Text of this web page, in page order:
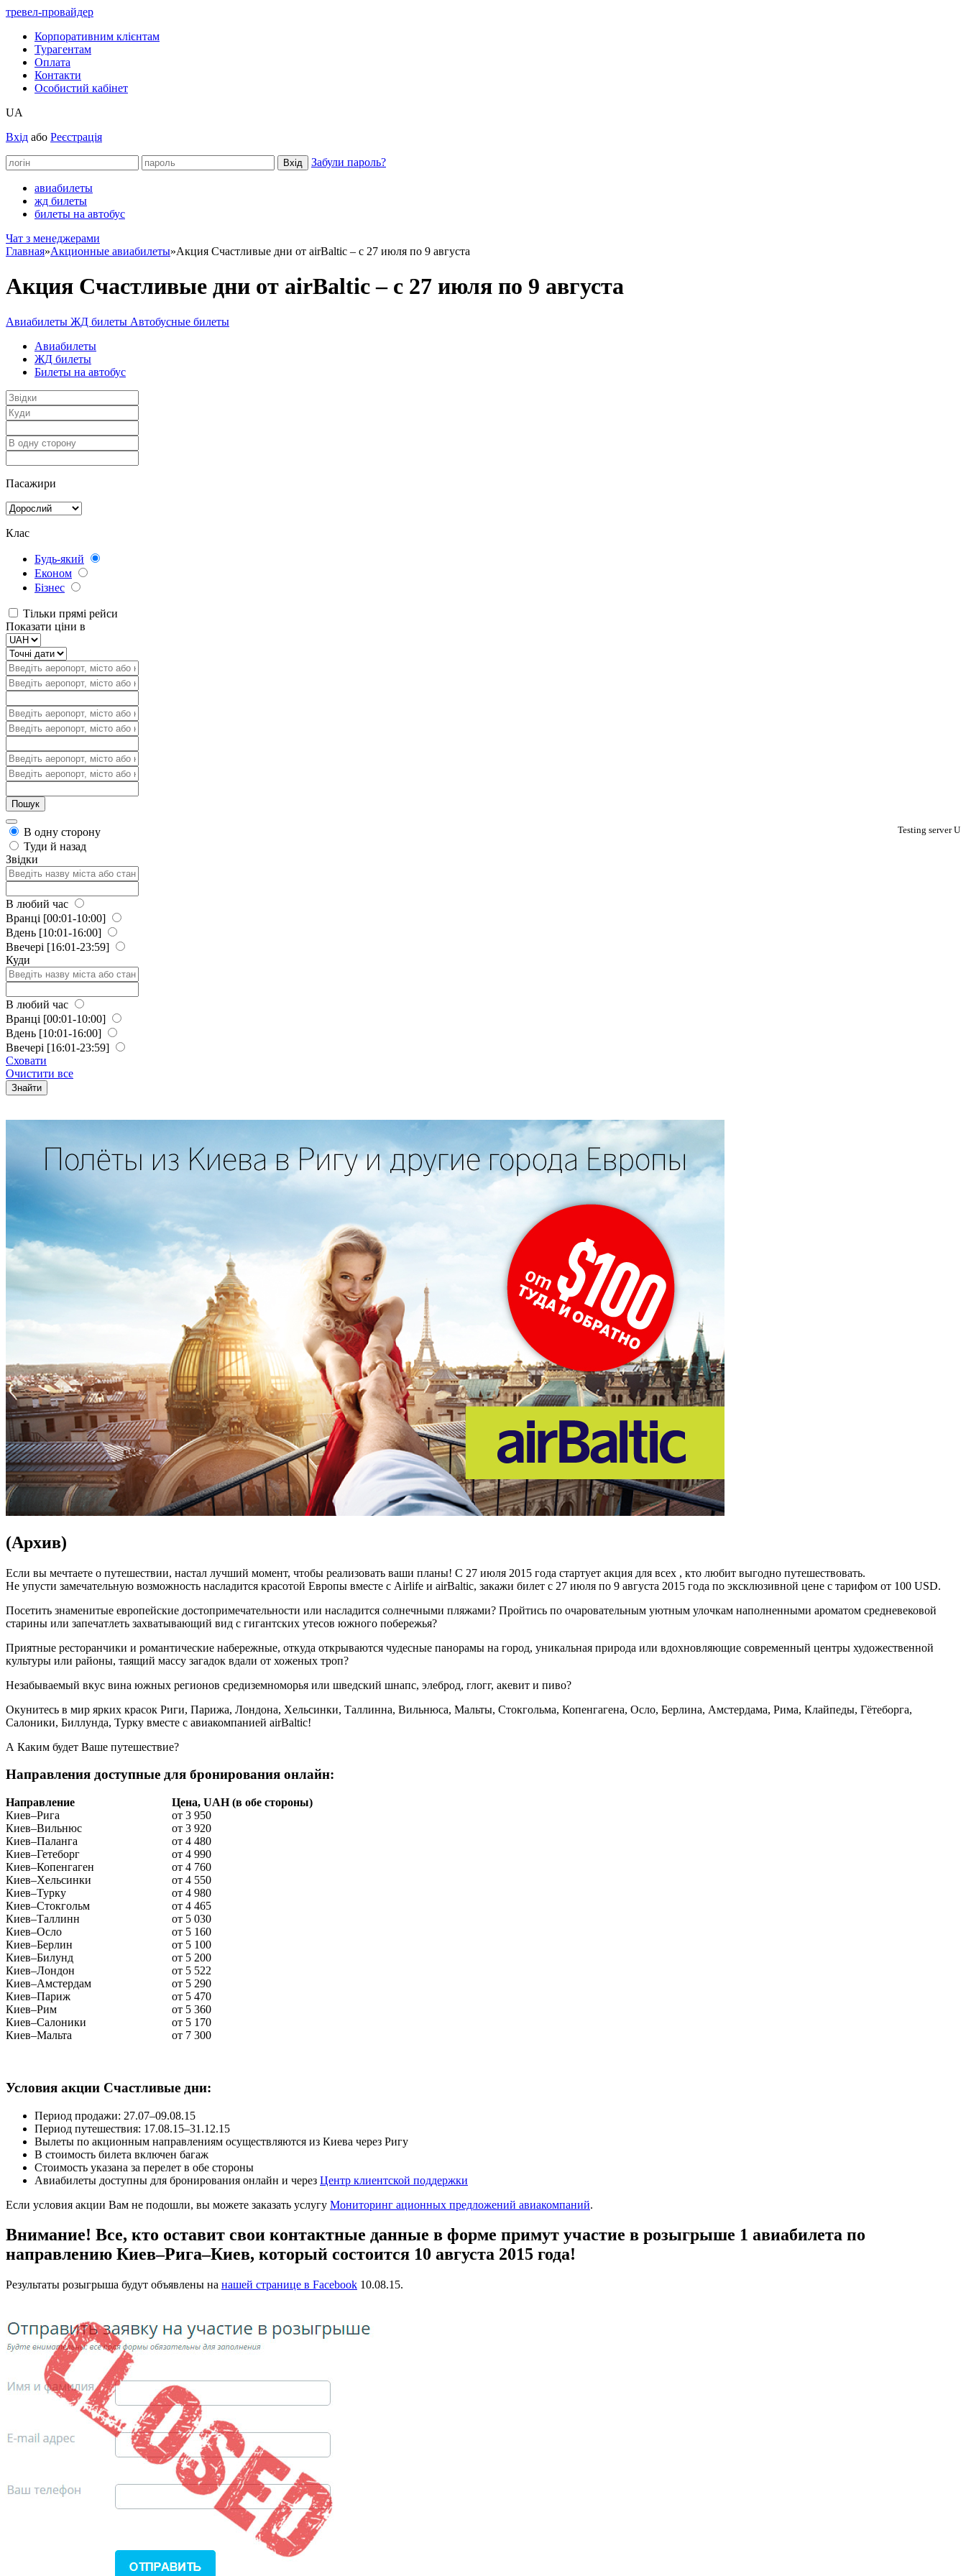
тревел-провайдер
Корпоративним клієнтам
Турагентам
Оплата
Контакти
Особистий кабінет
UA
Вхід або Реєстрація
Забули пароль?
авиабилеты
жд билеты
билеты на автобус
Чат з менеджерами
Главная»Акционные авиабилеты»Акция Счастливые дни от airBaltic – c 27 июля по 9 августа
Акция Счастливые дни от airBaltic – c 27 июля по 9 августа
Авиабилеты ЖД билеты Автобусные билеты
Авиабилеты
ЖД билеты
Билеты на автобус
Пасажири
Клас
Будь-який
Економ
Бізнес
Тільки прямі рейси
Показати ціни в
Testing server U
В одну сторону
Туди й назад
Звідки
В любий час
Вранці [00:01-10:00]
Вдень [10:01-16:00]
Ввечері [16:01-23:59]
Куди
В любий час
Вранці [00:01-10:00]
Вдень [10:01-16:00]
Ввечері [16:01-23:59]
Сховати
Очистити все
Знайти
(Архив)
Если вы мечтаете о путешествии, настал лучший момент, чтобы реализовать ваши планы! С 27 июля 2015 года стартует акция для всех , кто любит выгодно путешествовать.
Не упусти замечательную возможность насладится красотой Европы вместе с Airlife и airBaltic, закажи билет с 27 июля по 9 августа 2015 года по эксклюзивной цене с тарифом от 100 USD.
Посетить знаменитые европейские достопримечательности или насладится солнечными пляжами? Пройтись по очаровательным уютным улочкам наполненными ароматом средневековой
старины или запечатлеть захватывающий вид с гигантских утесов южного побережья?
Приятные ресторанчики и романтические набережные, откуда открываются чудесные панорамы на город, уникальная природа или вдохновляющие современный центры художественной
культуры или районы, таящий массу загадок вдали от хоженых троп?
Незабываемый вкус вина южных регионов средиземноморья или шведский шнапс, элеброд, глогг, акевит и пиво?
Окунитесь в мир ярких красок Риги, Парижа, Лондона, Хельсинки, Таллинна, Вильнюса, Мальты, Стокгольма, Копенгагена, Осло, Берлина, Амстердама, Рима, Клайпеды, Гётеборга,
Салоники, Биллунда, Турку вместе с авиакомпанией airBaltic!
А Каким будет Ваше путешествие?
Направления доступные для бронирования онлайн:
Направление
Цена, UAH (в обе стороны)
Киев–Рига
от 3 950
Киев–Вильнюс
от 3 920
Киев–Паланга
от 4 480
Киев–Гетеборг
от 4 990
Киев–Копенгаген
от 4 760
Киев–Хельсинки
от 4 550
Киев–Турку
от 4 980
Киев–Стокгольм
от 4 465
Киев–Таллинн
от 5 030
Киев–Осло
от 5 160
Киев–Берлин
от 5 100
Киев–Билунд
от 5 200
Киев–Лондон
от 5 522
Киев–Амстердам
от 5 290
Киев–Париж
от 5 470
Киев–Рим
от 5 360
Киев–Салоники
от 5 170
Киев–Мальта
от 7 300
Условия акции Счастливые дни:
Период продажи: 27.07–09.08.15
Период путешествия: 17.08.15–31.12.15
Вылеты по акционным направлениям осуществляются из Киева через Ригу
В стоимость билета включен багаж
Стоимость указана за перелет в обе стороны
Авиабилеты доступны для бронирования онлайн и через Центр клиентской поддержки
Если условия акции Вам не подошли, вы можете заказать услугу Мониторинг ационных предложений авиакомпаний.
Внимание! Все, кто оставит свои контактные данные в форме примут участие в розыгрыше 1 авиабилета по
направлению Киев–Рига–Киев, который состоится 10 августа 2015 года!
Результаты розыгрыша будут объявлены на нашей странице в Facebook 10.08.15.